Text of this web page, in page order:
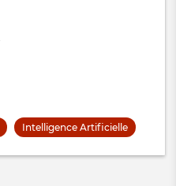
Intelligence Artificielle